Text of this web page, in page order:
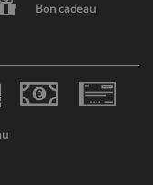
Bon cadeau